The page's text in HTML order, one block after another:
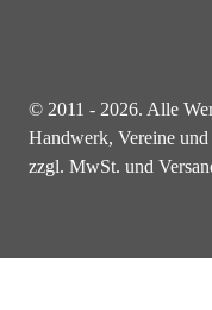
© 2011 - 2026. Alle
Handwerk, Vereine
zzgl. MwSt. und